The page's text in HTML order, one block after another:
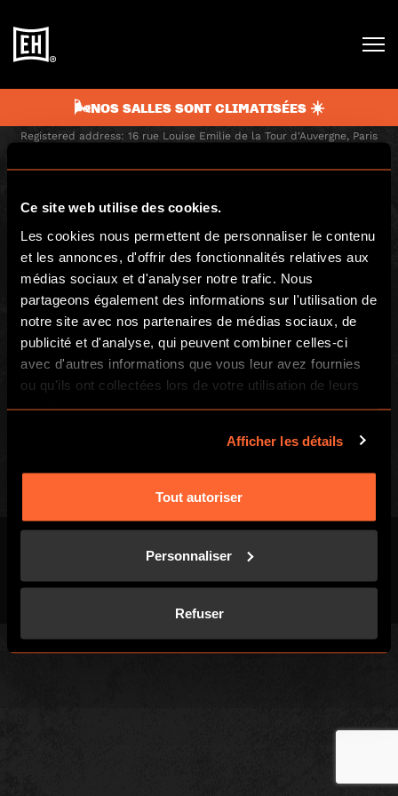
Ce site web utilise des cookies.
Les cookies nous permettent de personnaliser le contenu
et les annonces, d'offrir des fonctionnalités relatives aux
médias sociaux et d'analyser notre trafic. Nous
partageons également des informations sur l'utilisation de
notre site avec nos partenaires de médias sociaux, de
publicité et d'analyse, qui peuvent combiner celles-ci
avec d'autres informations que vous leur avez fournies
ou qu'ils ont collectées lors de votre utilisation de leurs
services.
Afficher les détails
Tout autoriser
Personnaliser
Refuser
🌬️NOS SALLES SONT CLIMATISÉES ☀️
Registered address: 16 rue Louise Emilie de la Tour d'Auvergne, Paris
Escape Hunt Group Limited (UK CRN: 10676408)
LOCAL
Jeux
Teambuilding
Événements particuliers
Blog
Avis clients
Retrouvez-nous
FAQs
Carrières
Chèques cadeaux
(CGV)
confidentialité
Cookies
site